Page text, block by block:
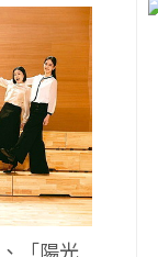
「陽光